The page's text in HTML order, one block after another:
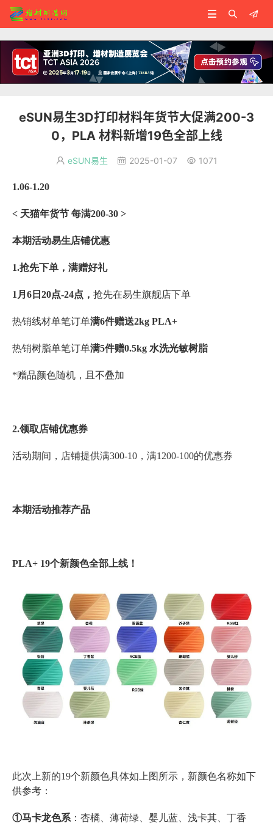



eSUN易生3D打印材料年货节大促满200-3
0，PLA 材料新增19色全部上线
 eSUN易生  2025-01-07  1071
1.06-1.20
< 天猫年货节 每满200-30 >
本期活动易生店铺优惠
1.抢先下单，满赠好礼
1月6日20点-24点， 抢先在易生旗舰店下单
热销线材单笔订单满6件赠送2kg PLA+
热销树脂单笔订单满5件赠0.5kg 水洗光敏树脂
*赠品颜色随机，且不叠加
2.领取店铺优惠券
活动期间，店铺提供满300-10，满1200-100的优惠券
本期活动推荐产品
PLA+ 19个新颜色全部上线！
此次上新的19个新颜色具体如上图所示，新颜色名称如下
供参考：
①马卡龙色系 ：杏橘、薄荷绿、婴儿蓝、浅卡其、丁香